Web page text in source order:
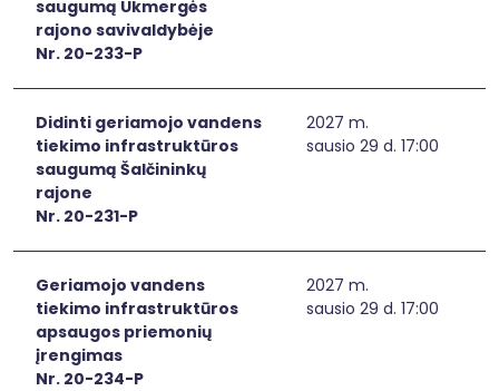
saugumą Ukmergės
rajono savivaldybėje
Nr. 20-233-P
Didinti geriamojo vandens
tiekimo infrastruktūros
saugumą Šalčininkų
rajone
Nr. 20-231-P
2027 m.
sausio 29 d. 17:00
Geriamojo vandens
tiekimo infrastruktūros
apsaugos priemonių
įrengimas
Nr. 20-234-P
2027 m.
sausio 29 d. 17:00